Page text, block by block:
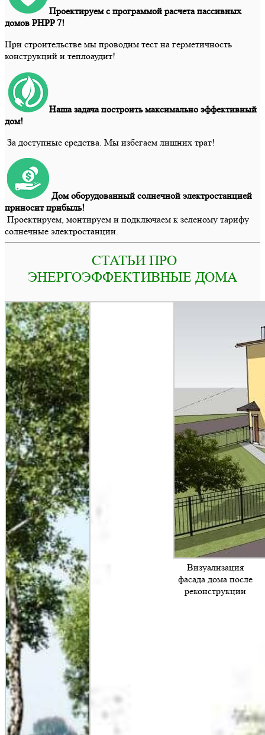
Проектируем с программой расчета пассивных
домов PHPP 7!
При строительстве мы проводим тест на герметичность
конструкций и теплоаудит!
Наша задача построить максимально эффективный
дом!
За доступные средства. Мы избегаем лишних трат!
Дом оборудованный солнечной электростанцией
приносит прибыль!
Проектируем, монтируем и подключаем к зеленому тарифу
солнечные электростанции.
СТАТЬИ ПРО
ЭНЕРГОЭФФЕКТИВНЫЕ ДОМА
Визуализация
фасада дома после
реконструкции